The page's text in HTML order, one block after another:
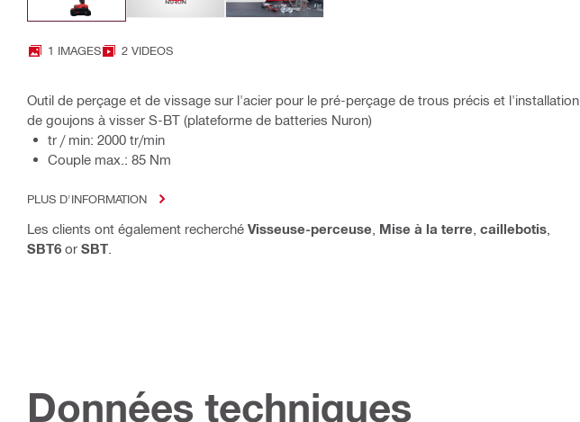
1 IMAGES 2 VIDEOS
Outil de perçage et de vissage sur l'acier pour le pré-perçage de trous précis et l'installation
de goujons à visser S-BT (plateforme de batteries Nuron)
tr / min: 2000 tr/min
Couple max.: 85 Nm
PLUS D'INFORMATION
Les clients ont également recherché Visseuse-perceuse Mise à la terre caillebotis
SBT6 or SBT
Données techniques